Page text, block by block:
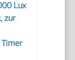
Lux
zur